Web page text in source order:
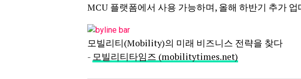
MCU 플랫폼에서 사용 가능하며, 올해 하반기 추가
모빌리티(Mobility)의 미래 비즈니스 전략을 찾다
- 모빌리티타임즈 (mobilitytimes.net)